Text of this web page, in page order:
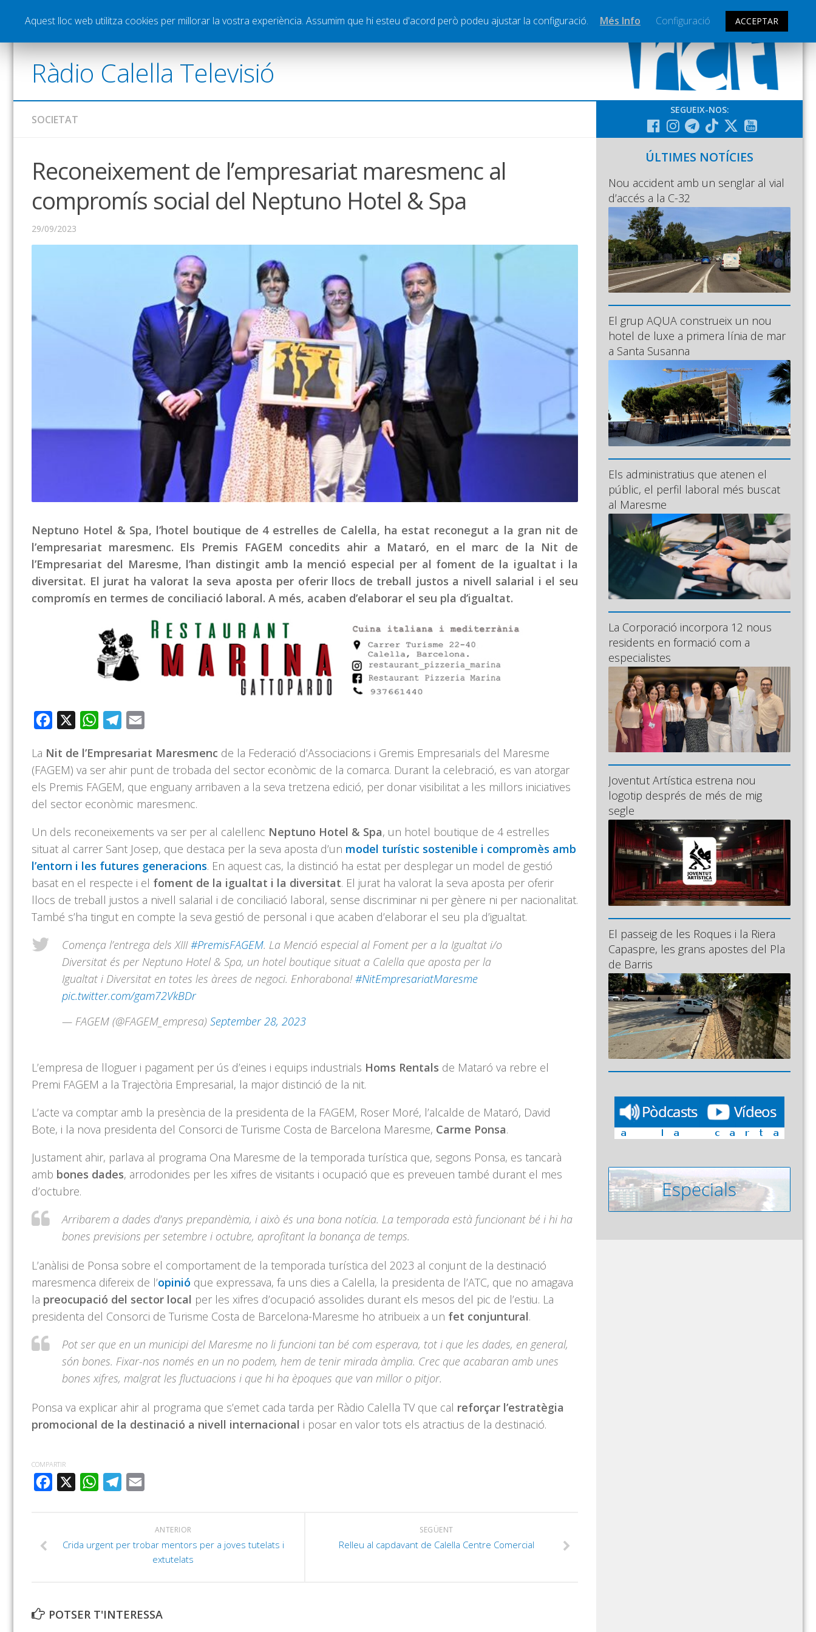
Notícies Esports Pòdcasts Vídeos Graella Publicitat Contacte
Ràdio Calella Televisió
SOCIETAT
Reconeixement de l’empresariat maresmenc al
compromís social del Neptuno Hotel & Spa
29/09/2023
Neptuno Hotel & Spa, l’hotel boutique de 4 estrelles de Calella, ha estat reconegut a la gran nit de
l’empresariat maresmenc. Els Premis FAGEM concedits ahir a Mataró, en el marc de la Nit de
l’Empresariat del Maresme, l’han distingit amb la menció especial per al foment de la igualtat i la
diversitat. El jurat ha valorat la seva aposta per oferir llocs de treball justos a nivell salarial i el seu
compromís en termes de conciliació laboral. A més, acaben d’elaborar el seu pla d’igualtat.
Facebook WhatsAppTelegram
La Nit de l’Empresariat Maresmenc de la Federació d’Associacions i Gremis Empresarials del Maresme
(FAGEM) va ser ahir punt de trobada del sector econòmic de la comarca. Durant la celebració, es van atorgar
els Premis FAGEM, que enguany arribaven a la seva tretzena edició, per donar visibilitat a les millors iniciatives
del sector econòmic maresmenc.
Un dels reconeixements va ser per al calellenc Neptuno Hotel & Spa, un hotel boutique de 4 estrelles
situat al carrer Sant Josep, que destaca per la seva aposta d’un model turístic sostenible i compromès amb
l’entorn i les futures generacions. En aquest cas, la distinció ha estat per desplegar un model de gestió
basat en el respecte i el foment de la igualtat i la diversitat. El jurat ha valorat la seva aposta per oferir
llocs de treball justos a nivell salarial i de conciliació laboral, sense discriminar ni per gènere ni per nacionalitat.
També s’ha tingut en compte la seva gestió de personal i que acaben d’elaborar el seu pla d’igualtat.
Comença l’entrega dels XIII#PremisFAGEM. La Menció especial al Foment per a la Igualtat i/o
Diversitat és per Neptuno Hotel & Spa, un hotel boutique situat a Calella que aposta per la
Igualtat i Diversitat en totes les àrees de negoci. Enhorabona!#NitEmpresariatMaresme
pic.twitter.com/gam72VkBDr
— FAGEM (@FAGEM_empresa) September 28, 2023
L’empresa de lloguer i pagament per ús d’eines i equips industrials Homs Rentals de Mataró va rebre el
Premi FAGEM a la Trajectòria Empresarial, la major distinció de la nit.
L’acte va comptar amb la presència de la presidenta de la FAGEM, Roser Moré, l’alcalde de Mataró, David
Bote, i la nova presidenta del Consorci de Turisme Costa de Barcelona Maresme, Carme Ponsa.
Justament ahir, parlava al programa Ona Maresme de la temporada turística que, segons Ponsa, es tancarà
amb bones dades, arrodonides per les xifres de visitants i ocupació que es preveuen també durant el mes
d’octubre.
Arribarem a dades d’anys prepandèmia, i això és una bona notícia. La temporada està funcionant bé i hi ha
bones previsions per setembre i octubre, aprofitant la bonança de temps.
L’anàlisi de Ponsa sobre el comportament de la temporada turística del 2023 al conjunt de la destinació
maresmenca difereix de l’opinió que expressava, fa uns dies a Calella, la presidenta de l’ATC, que no amagava
la preocupació del sector local per les xifres d’ocupació assolides durant els mesos del pic de l’estiu. La
presidenta del Consorci de Turisme Costa de Barcelona-Maresme ho atribueix a un fet conjuntural.
Pot ser que en un municipi del Maresme no li funcioni tan bé com esperava, tot i que les dades, en general,
són bones. Fixar-nos només en un no podem, hem de tenir mirada àmplia. Crec que acabaran amb unes
bones xifres, malgrat les fluctuacions i que hi ha èpoques que van millor o pitjor.
Ponsa va explicar ahir al programa que s’emet cada tarda per Ràdio Calella TV que cal reforçar l’estratègia
promocional de la destinació a nivell internacional i posar en valor tots els atractius de la destinació.
COMPARTIR
FACEBOOK
WHATSAPPTELEGRAM
SEGÜENT
Relleu al capdavant de Calella Centre Comercial
ANTERIOR
Crida urgent per trobar mentors per a joves tutelats i
extutelats
POTSER T'INTERESSA
SEGUEIX-NOS:
ÚLTIMES NOTÍCIES
Nou accident amb un senglar al vial
d’accés a la C-32
El grup AQUA construeix un nou
hotel de luxe a primera línia de mar
a Santa Susanna
Els administratius que atenen el
públic, el perfil laboral més buscat
al Maresme
La Corporació incorpora 12 nous
residents en formació com a
especialistes
Joventut Artística estrena nou
logotip després de més de mig
segle
El passeig de les Roques i la Riera
Capaspre, les grans apostes del Pla
de Barris
Aquest lloc web utilitza cookies per millorar la vostra experiència. Assumim que hi esteu d'acord però podeu ajustar la configuració. Més Info Configuració ACCEPTAR